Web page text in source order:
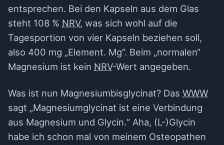
entsprechen. Bei den Kapseln aus dem Glas
steht 108 % NRV, was sich wohl auf die
Tagesportion von vier Kapseln beziehen soll,
also 400 mg „Element. Mg“. Beim „normalen“
Magnesium ist kein NRV-Wert angegeben.
Was ist nun Magnesiumbisglycinat? Das WWW
sagt „Magnesiumglycinat ist eine Verbindung
aus Magnesium und Glycin.“ Aha, (L-)Glycin
habe ich schon mal von meinem Osteopathen